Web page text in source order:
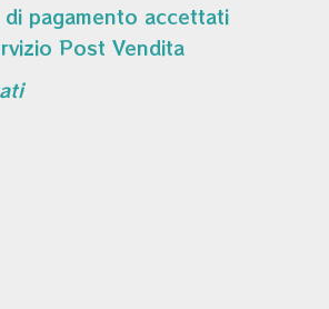
pagamento accettati
Post Vendita